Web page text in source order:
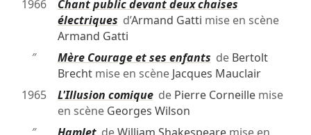
1966
Chant public devant deux chaises
électriques d’Armand Gatti mise en scène
Armand Gatti
″
Mère Courage et ses enfants de Bertolt
Brechtmise en scène Jacques Mauclair
1965
L'Illusion comiquede Pierre Corneillemise
en scène Georges Wilson